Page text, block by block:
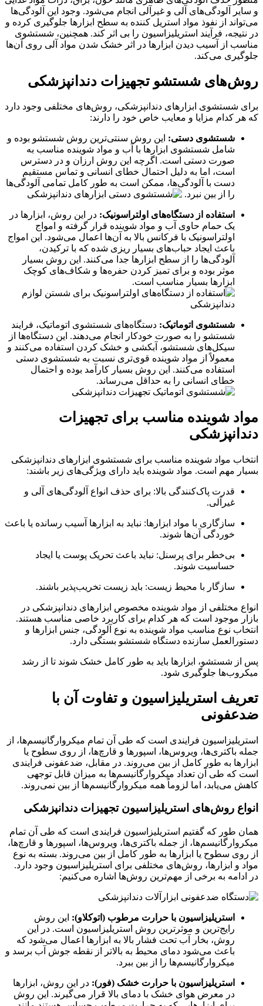
و سایر آلودگی‌های آلی و غیرآلی انجام می‌شود. وجود این آلودگی‌ها
می‌تواند از نفوذ مواد استریل کننده به سطح ابزارها جلوگیری کرده و
در نتیجه، فرآیند استریلیزاسیون را بی اثر کند. همچنین، شستشوی
مناسب از آسیب دیدن ابزارها در اثر خشک شدن مواد آلی روی آن‌ها
جلوگیری می‌کند.
روش‌های شستشو تجهیزات دندانپزشکی
برای شستشوی ابزارهای دندانپزشکی، روش‌های مختلفی وجود دارد
که هر کدام مزایا و معایب خاص خود را دارند:
شستشوی دستی: این روش سنتی‌ترین روش شستشو بوده و
شامل شستشوی ابزارها با آب و مواد شوینده مناسب به
صورت دستی است. اگرچه این روش ارزان و در دسترس
است، اما به دلیل احتمال خطای انسانی و تماس مستقیم
دست با آلودگی‌ها، ممکن است به طور کامل تمامی آلودگی‌ها
را از بین نبرد.
استفاده از دستگاه‌های اولتراسونیک: در این روش، ابزارها در
یک حمام حاوی آب و مواد شوینده قرار گرفته و امواج
اولتراسونیک با فرکانس بالا به آن‌ها اعمال می‌شود. این امواج
باعث ایجاد حباب‌های بسیار ریزی شده که با ترکیدن،
آلودگی‌ها را از سطح ابزارها جدا می‌کنند. این روش بسیار
موثر بوده و برای تمیز کردن حفره‌ها و شکاف‌های کوچک
ابزارها بسیار مناسب است.
شستشوی اتوماتیک: دستگاه‌های شستشوی اتوماتیک، فرایند
شستشو را به صورت خودکار انجام می‌دهند. این دستگاه‌ها از
سیکل‌های شستشو، آبکشی و خشک کردن استفاده می‌کنند و
معمولاً از مواد شوینده قوی‌تری نسبت به شستشوی دستی
استفاده می‌کنند. این روش بسیار کارآمد بوده و احتمال
خطای انسانی را به حداقل می‌رساند.
مواد شوینده مناسب برای تجهیزات
دندانپزشکی
انتخاب مواد شوینده مناسب برای شستشوی ابزارهای دندانپزشکی
بسیار مهم است. مواد شوینده باید دارای ویژگی‌های زیر باشند:
قدرت پاک‌کنندگی بالا: برای حذف انواع آلودگی‌های آلی و
غیرآلی.
سازگاری با مواد ابزارها: نباید به ابزارها آسیب رسانده یا باعث
خوردگی آن‌ها شوند.
بی‌خطر برای پرسنل: نباید باعث تحریک پوست یا ایجاد
حساسیت شوند.
سازگار با محیط زیست: باید زیست تخریب‌پذیر باشند.
انواع مختلفی از مواد شوینده مخصوص ابزارهای دندانپزشکی در
بازار موجود است که هر کدام برای کاربرد خاصی مناسب هستند.
انتخاب نوع مناسب مواد شوینده به نوع آلودگی، جنس ابزارها و
دستورالعمل سازنده دستگاه شستشو بستگی دارد.
پس از شستشو، ابزارها باید به طور کامل خشک شوند تا از رشد
میکروب‌ها جلوگیری شود.
تعریف استریلیزاسیون و تفاوت آن با
ضدعفونی
استریلیزاسیون فرایندی است که طی آن تمام میکروارگانیسم‌ها، از
جمله باکتری‌ها، ویروس‌ها، اسپورها و قارچ‌ها، از روی سطوح یا
ابزارها به طور کامل از بین می‌روند. در مقابل، ضدعفونی فرایندی
است که طی آن تعداد میکروارگانیسم‌ها به میزان قابل توجهی
کاهش می‌یابد، اما لزوماً همه میکروارگانیسم‌ها از بین نمی‌روند.
انواع روش‌های استریلیزاسیون تجهیزات دندانپزشکی
همان طور که گفتیم استریلیزاسیون فرایندی است که طی آن تمام
میکروارگانیسم‌ها، از جمله باکتری‌ها، ویروس‌ها، اسپورها و قارچ‌ها،
از روی سطوح یا ابزارها به طور کامل از بین می‌روند. بسته به نوع
مواد و ابزارها، روش‌های مختلفی برای استریلیزاسیون وجود دارد.
در ادامه به برخی از مهم‌ترین روش‌ها اشاره می‌کنیم:
استریلیزاسیون با حرارت مرطوب (اتوکلاو): این روش
رایج‌ترین و موثرترین روش استریلیزاسیون است. در این
روش، بخار آب تحت فشار بالا به ابزارها اعمال می‌شود که
باعث می‌شود دمای محیط به بالاتر از نقطه جوش آب برسد و
میکروارگانیسم‌ها را از بین ببرد.
استریلیزاسیون با حرارت خشک (فور): در این روش، ابزارها
در معرض هوای خشک با دمای بالا قرار می‌گیرند. این روش